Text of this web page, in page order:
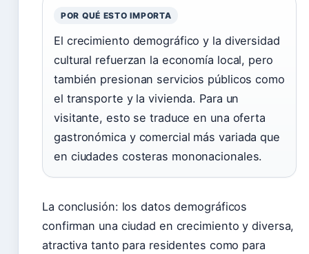
POR QUÉ ESTO IMPORTA
El crecimiento demográfico y la diversidad
cultural refuerzan la economía local, pero
también presionan servicios públicos como
el transporte y la vivienda. Para un
visitante, esto se traduce en una oferta
gastronómica y comercial más variada que
en ciudades costeras mononacionales.
La conclusión: los datos demográficos
confirman una ciudad en crecimiento y diversa,
atractiva tanto para residentes como para